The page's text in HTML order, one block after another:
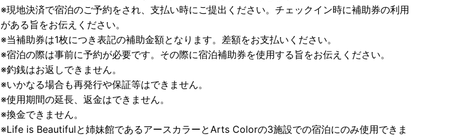
※現地決済で宿泊のご予約をされ、支払い時にご提出ください。チェックイン時に補助券の利用
がある旨をお伝えください。
※当補助券は1枚につき表記の補助金額となります。差額をお支払いください。
※宿泊の際は事前に予約が必要です。その際に宿泊補助券を使用する旨をお伝えください。
※釣銭はお返しできません。
※いかなる場合も再発行や保証等はできません。
※使用期間の延長、返金はできません。
※換金できません。
※Life is Beautifulと姉妹館であるアースカラーとArts Colorの3施設での宿泊にのみ使用できま